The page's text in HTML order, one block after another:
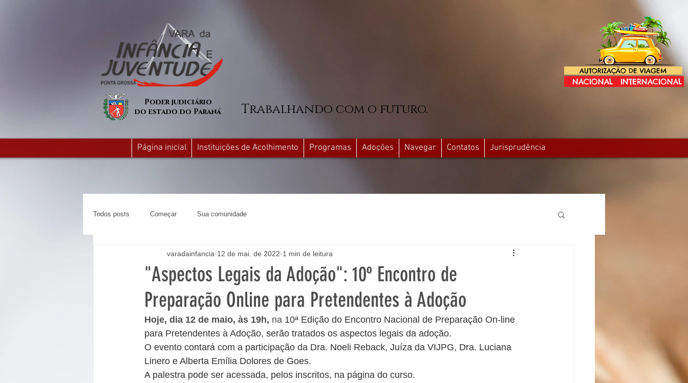
AUTORIZAÇÃO DE VIAGEM
NACIONAL INTERNACIONAL
Poder judiciário
do estado do Paraná
Trabalhando com o futuro.
Página inicial Instituições de Acolhimento Programas Adoções Navegar Contatos Jurisprudência
Todos posts Começar Sua comunidade
"Aspectos Legais da Adoção": 10º Encontro de
Preparação Online para Pretendentes à Adoção
varadainfancia 12 de mai. de 2022 1 min de leitura
Hoje, dia 12 de maio, às 19h, na 10ª Edição do Encontro Nacional de Preparação On-line
para Pretendentes à Adoção, serão tratados os aspectos legais da adoção.
O evento contará com a participação da Dra. Noeli Reback, Juíza da VIJPG, Dra. Luciana
Linero e Alberta Emília Dolores de Goes.
A palestra pode ser acessada, pelos inscritos, na página do curso.